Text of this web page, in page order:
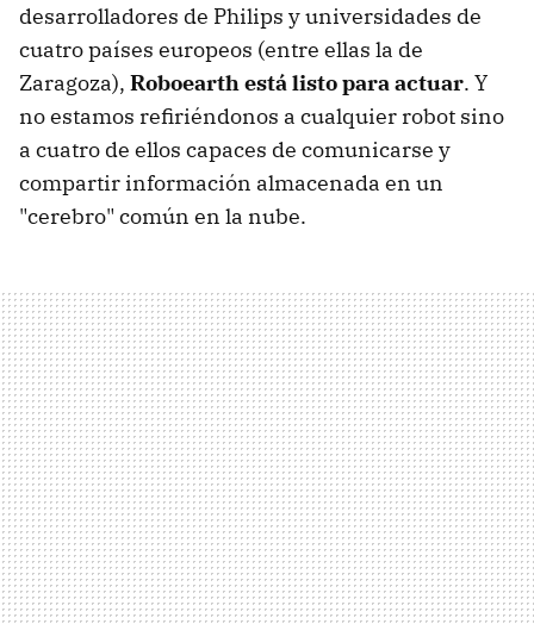
desarrolladores de Philips y universidades de
cuatro países europeos (entre ellas la de
Zaragoza), Roboearth está listo para actuar. Y
no estamos refiriéndonos a cualquier robot sino
a cuatro de ellos capaces de comunicarse y
compartir información almacenada en un
"cerebro" común en la nube.